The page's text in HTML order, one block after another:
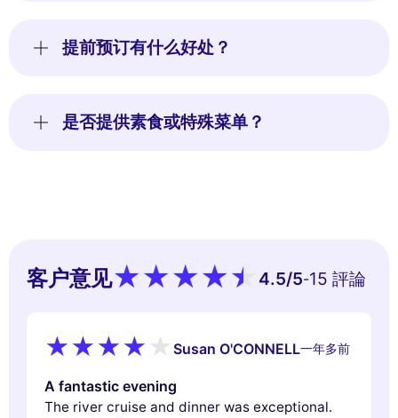
提前预订有什么好处？
是否提供素食或特殊菜单？
客户意见 4.5/5-15 評論
Susan O'CONNELL一年多前
A fantastic evening
The river cruise and dinner was exceptional.